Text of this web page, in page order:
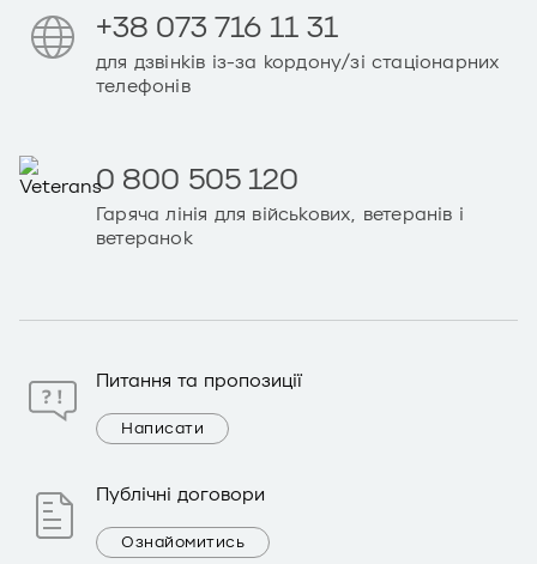
+38 073 716 11 31
для дзвінків із-за кордону/зі стаціонарних
телефонів
0 800 505 120
Гаряча лінія для військових, ветеранів і
ветеранок
Питання та пропозиції
Написати
Публічні договори
Ознайомитись